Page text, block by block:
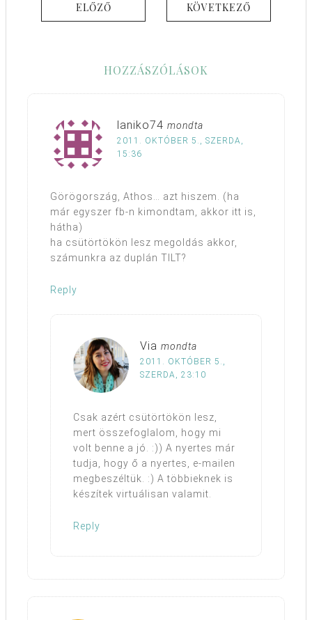
ELŐZŐ KÖVETKEZŐ
HOZZÁSZÓLÁSOK
laniko74 mondta
2011. OKTÓBER 5., SZERDA,
15:36
Görögország, Athos… azt hiszem. (ha
már egyszer fb-n kimondtam, akkor itt is,
hátha)
ha csütörtökön lesz megoldás akkor,
számunkra az duplán TILT?
Reply
Via mondta
2011. OKTÓBER 5.,
SZERDA, 23:10
Csak azért csütörtökön lesz,
mert összefoglalom, hogy mi
volt benne a jó. :)) A nyertes már
tudja, hogy ő a nyertes, e-mailen
megbeszéltük. :) A többieknek is
készítek virtuálisan valamit.
Reply